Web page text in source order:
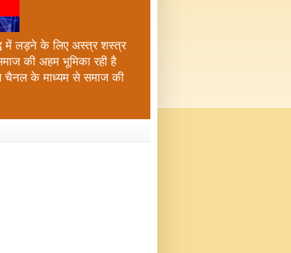
में लड़ने के लिए अस्त्र शस्त्र
की अहम भूमिका रही है
चैनल के माध्यम से समाज की